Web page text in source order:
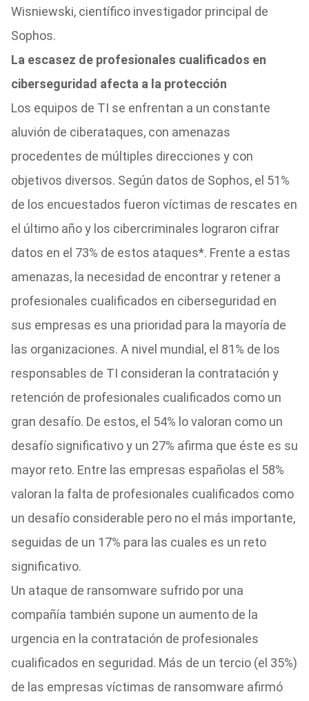
Wisniewski, científico investigador principal de
Sophos.
La escasez de profesionales cualificados en
ciberseguridad afecta a la protección
Los equipos de TI se enfrentan a un constante
aluvión de ciberataques, con amenazas
procedentes de múltiples direcciones y con
objetivos diversos. Según datos de Sophos, el 51%
de los encuestados fueron víctimas de rescates en
el último año y los cibercriminales lograron cifrar
datos en el 73% de estos ataques*. Frente a estas
amenazas, la necesidad de encontrar y retener a
profesionales cualificados en ciberseguridad en
sus empresas es una prioridad para la mayoría de
las organizaciones. A nivel mundial, el 81% de los
responsables de TI consideran la contratación y
retención de profesionales cualificados como un
gran desafío. De estos, el 54% lo valoran como un
desafío significativo y un 27% afirma que éste es su
mayor reto. Entre las empresas españolas el 58%
valoran la falta de profesionales cualificados como
un desafío considerable pero no el más importante,
seguidas de un 17% para las cuales es un reto
significativo.
Un ataque de ransomware sufrido por una
compañía también supone un aumento de la
urgencia en la contratación de profesionales
cualificados en seguridad. Más de un tercio (el 35%)
de las empresas víctimas de ransomware afirmó